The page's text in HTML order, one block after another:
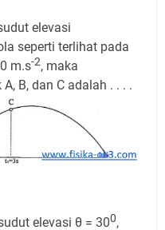
elevasi
seperti terlihat pada
m.s-2, maka
B, dan C adalah . . . .
elevasi θ = 300,